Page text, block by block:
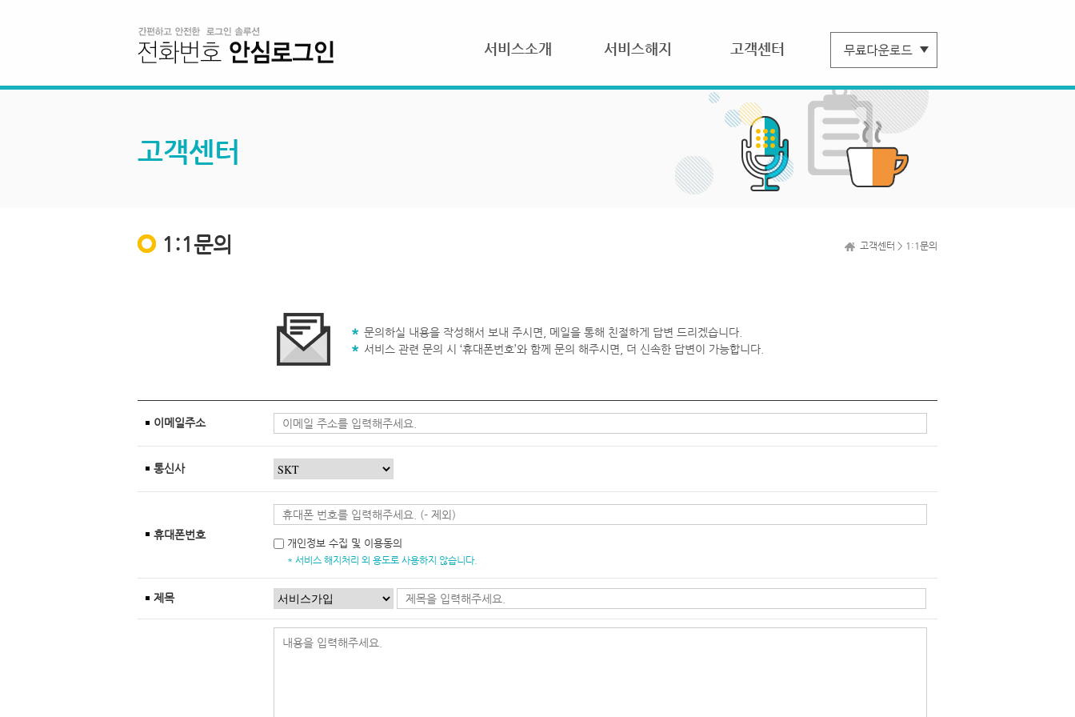
서비스소개 서비스해지 고객센터
고객센터
1:1문의 고객센터 > 1:1문의
문의하실 내용을 작성해서 보내 주시면, 메일을 통해 친절하게 답변 드리겠습니다.
서비스 관련 문의 시 ‘휴대폰번호’와 함께 문의 해주시면, 더 신속한 답변이 가능합니다.
이메일주소
통신사
휴대폰번호
개인정보 수집 및 이용동의
* 서비스 해지처리 외 용도로 사용하지 않습니다.
제목